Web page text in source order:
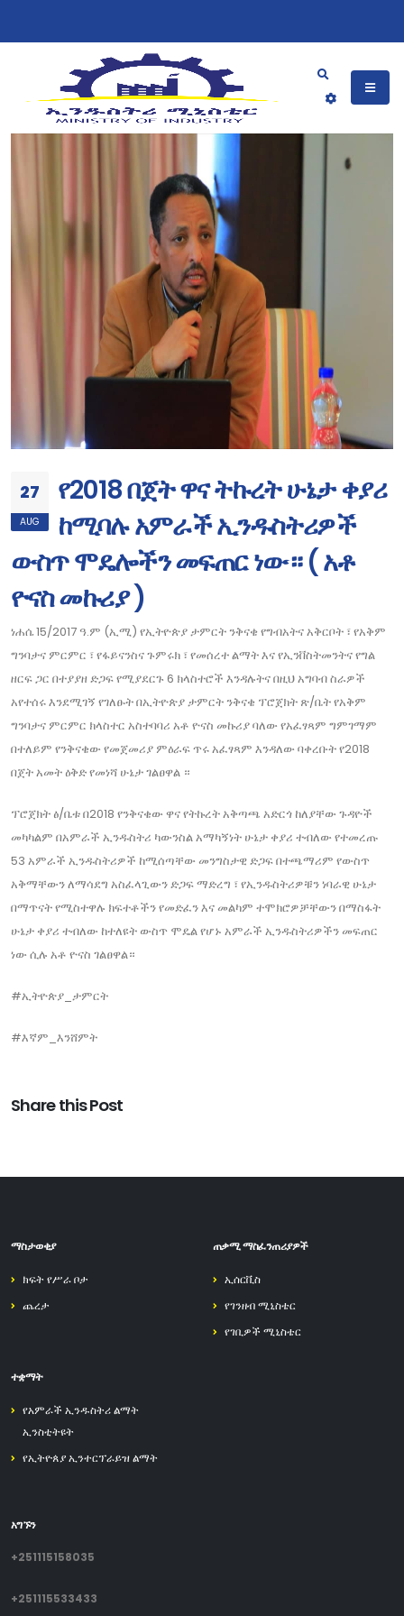
27
AUG
የ2018 በጀት ዋና ትኩረት ሁኔታ ቀያሪ
ከሚባሉ አምራች ኢንዱስትሪዎች
ውስጥ ሞዴሎችን መፍጠር ነው። ( አቶ
ዮናስ መኩሪያ )
ነሐሴ 15/2017 ዓ.ም (ኢሚ) የኢትዮጵያ ታምርት ንቅናቄ የግብአትና አቅርቦት ፣ የአቅም
ግንባታና ምርምር ፣ የፋይናንስና ጉምሩክ ፣ የመሰረተ ልማት እና የኢንቨስትመንትና የግል
ዘርፍ ጋር በተያያዘ ድጋፍ የሚያደርጉ 6 ክላስተሮች እንዳሉትና በዚህ አግባብ ስራዎች
አየተሰሩ እንደሚገኝ የገለፁት በኢትዮጵያ ታምርት ንቅናቄ ፕሮጀክት ጽ/ቤት የአቅም
ግንባታና ምርምር ክላስተር አስተባባሪ አቶ ዮናስ መኩሪያ ባለው የአፈፃጻም ግምገማም
በተለይም የንቅናቄው የመጀመሪያ ምዕራፍ ጥሩ አፈፃጻም እንዳለው ባቀረቡት የ2018
በጀት አመት ዕቅድ የመነሻ ሁኔታ ገልፀዋል ።
ፕሮጀክት ፅ/ቤቱ በ2018 የንቅናቄው ዋና የትኩረት አቅጣጫ አድርጎ ከለያቸው ጉዳዮች
መካካልም በአምራች ኢንዱስትሪ ካውንስል አማካኝነት ሁኔታ ቀያሪ ተብለው የተመረጡ
53 አምራች ኢንዱስትሪዎች ከሚሰጣቸው መንግስታዊ ድጋፍ በተጫማሪም የውስጥ
አቅማቸውን ለማሳደግ አስፈላጊውን ድጋፍ ማድረግ ፣ የኢንዱስትሪዎቹን ነባራዊ ሁኔታ
በማጥናት የሚስተዋሉ ክፍተቶችን የመድፈን እና መልካም ተሞክሮዎቻቸውን በማስፋት
ሁኔታ ቀያሪ ተብለው ከተለዩት ውስጥ ሞዴል የሆኑ አምራች ኢንዱስትሪዎችን መፍጠር
ነው ሲሉ አቶ ዮናስ ገልፀዋል።
#ኢትዮጵያ_ታምርት
#እኛም_እንሸምት
Share this Post
ማስታወቂያ
ክፍት የሥራ ቦታ
ጨረታ
ጠቃሚ ማስፈንጠሪያዎች
ኢሰርቪስ
የገንዘብ ሚኒስቴር
የገቢዎች ሚኒስቴር
ተቋማት
የአምራች ኢንዱስትሪ ልማት
ኢንስቲትዩት
የኢትዮጰያ ኢንተርፕራይዝ ልማት
አግኙን
+251115158035
+251115533433